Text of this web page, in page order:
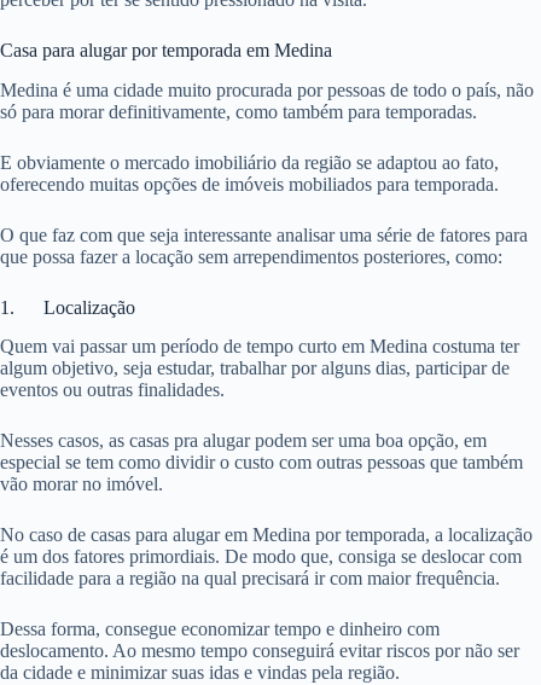
Casa para alugar por temporada em Medina
Medina é uma cidade muito procurada por pessoas de todo o país, não
só para morar definitivamente, como também para temporadas.
E obviamente o mercado imobiliário da região se adaptou ao fato,
oferecendo muitas opções de imóveis mobiliados para temporada.
O que faz com que seja interessante analisar uma série de fatores para
que possa fazer a locação sem arrependimentos posteriores, como:
1. Localização
Quem vai passar um período de tempo curto em Medina costuma ter
algum objetivo, seja estudar, trabalhar por alguns dias, participar de
eventos ou outras finalidades.
Nesses casos, as casas pra alugar podem ser uma boa opção, em
especial se tem como dividir o custo com outras pessoas que também
vão morar no imóvel.
No caso de casas para alugar em Medina por temporada, a localização
é um dos fatores primordiais. De modo que, consiga se deslocar com
facilidade para a região na qual precisará ir com maior frequência.
Dessa forma, consegue economizar tempo e dinheiro com
deslocamento. Ao mesmo tempo conseguirá evitar riscos por não ser
da cidade e minimizar suas idas e vindas pela região.